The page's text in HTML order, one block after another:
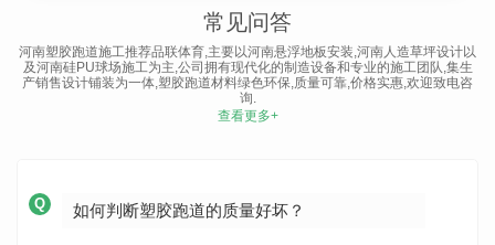
市释放出来文化艺术文化创意产业气场，让房屋建筑
在房间内光照的直射下更具备艺术美。大家一般见...
常见问答
河南塑胶跑道施工推荐品联体育,主要以河南悬浮地板安装,河南人造草坪设计以
及河南硅PU球场施工为主,公司拥有现代化的制造设备和专业的施工团队,集生
产销售设计铺装为一体,塑胶跑道材料绿色环保,质量可靠,价格实惠,欢迎致电咨
询.
查看更多+
Q 如何判断塑胶跑道的质量好坏？